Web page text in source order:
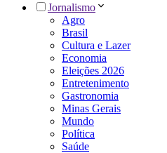
Jornalismo
Agro
Brasil
Cultura e Lazer
Economia
Eleições 2026
Entretenimento
Gastronomia
Minas Gerais
Mundo
Política
Saúde